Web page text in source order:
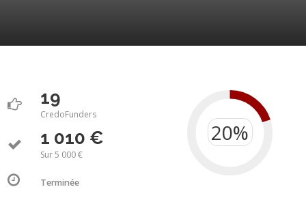
19
CredoFunders
1 010 €
Sur 5 000 €
Terminée